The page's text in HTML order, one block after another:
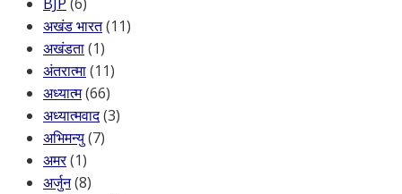
अखंड भारत(11)
अखंडता(1)
अंतरात्मा(11)
अध्यात्म(66)
अध्यात्मवाद(3)
अभिमन्यु(7)
अमर(1)
अर्जुन(8)